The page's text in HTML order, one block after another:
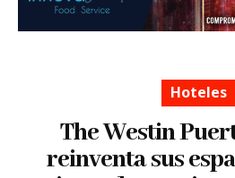
Hoteles
The Westin
reinventa sus